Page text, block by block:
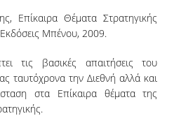
LABS
IN SCIENTIFIC
Επίκαιρα Θέματα Στρατηγικής
Μπένου, 2009.
τις βασικές απαιτήσεις του
ταυτόχρονα την Διεθνή αλλά και
στα Επίκαιρα θέματα της